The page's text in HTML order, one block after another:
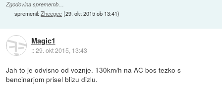
Zgodovina sprememb…
spremenil:Zheegec (29. okt 2015 ob 13:41)
Magic1
::29. okt 2015, 13:43
Jah to je odvisno od voznje. 130km/h na AC bos tezko s
bencinarjom prisel blizu dizlu.